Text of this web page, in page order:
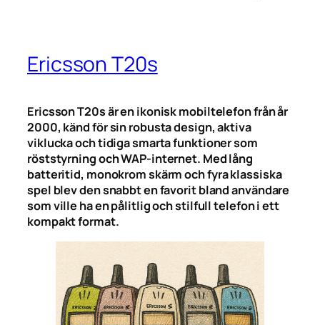
Ericsson T20s
Ericsson T20s är en ikonisk mobiltelefon från år
2000, känd för sin robusta design, aktiva
viklucka och tidiga smarta funktioner som
röststyrning och WAP-internet. Med lång
batteritid, monokrom skärm och fyra klassiska
spel blev den snabbt en favorit bland användare
som ville ha en pålitlig och stilfull telefon i ett
kompakt format.